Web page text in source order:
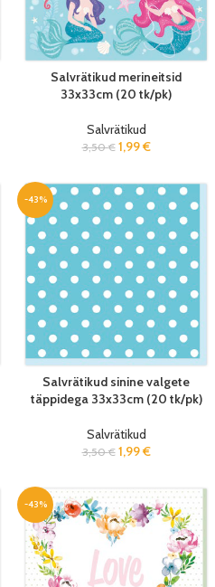
Salvrätikud merineitsid
33x33cm (20 tk/pk)
Salvrätikud
3,50€ 1,99€
-43%
Salvrätikud sinine valgete
täppidega 33x33cm (20 tk/pk)
Salvrätikud
3,50€ 1,99€
-43%